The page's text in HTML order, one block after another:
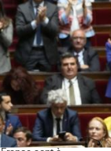
!
travailleurs eux-